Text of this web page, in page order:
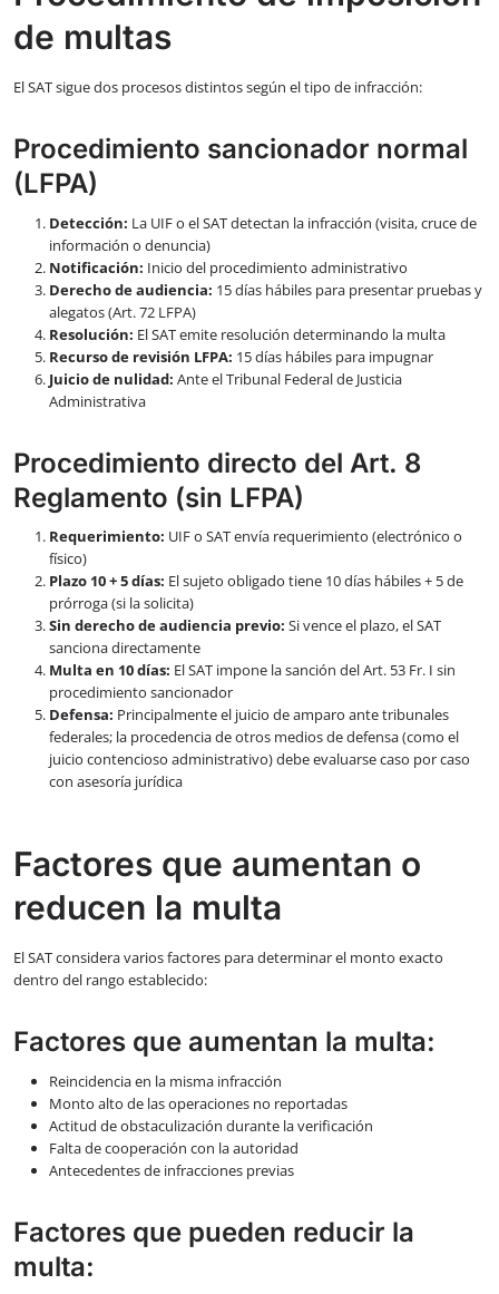
de multas
El SAT sigue dos procesos distintos según el tipo de infracción:
Procedimiento sancionador normal
(LFPA)
Detección: La UIF o el SAT detectan la infracción (visita, cruce de
información o denuncia)
Notificación: Inicio del procedimiento administrativo
Derecho de audiencia: 15 días hábiles para presentar pruebas y
alegatos (Art. 72 LFPA)
Resolución: El SAT emite resolución determinando la multa
Recurso de revisión LFPA: 15 días hábiles para impugnar
Juicio de nulidad: Ante el Tribunal Federal de Justicia
Administrativa
Procedimiento directo del Art. 8
Reglamento (sin LFPA)
Requerimiento: UIF o SAT envía requerimiento (electrónico o
físico)
Plazo 10 + 5 días: El sujeto obligado tiene 10 días hábiles + 5 de
prórroga (si la solicita)
Sin derecho de audiencia previo: Si vence el plazo, el SAT
sanciona directamente
Multa en 10 días: El SAT impone la sanción del Art. 53 Fr. I sin
procedimiento sancionador
Defensa: Principalmente el juicio de amparo ante tribunales
federales; la procedencia de otros medios de defensa (como el
juicio contencioso administrativo) debe evaluarse caso por caso
con asesoría jurídica
Factores que aumentan o
reducen la multa
El SAT considera varios factores para determinar el monto exacto
dentro del rango establecido:
Factores que aumentan la multa:
Reincidencia en la misma infracción
Monto alto de las operaciones no reportadas
Actitud de obstaculización durante la verificación
Falta de cooperación con la autoridad
Antecedentes de infracciones previas
Factores que pueden reducir la
multa: